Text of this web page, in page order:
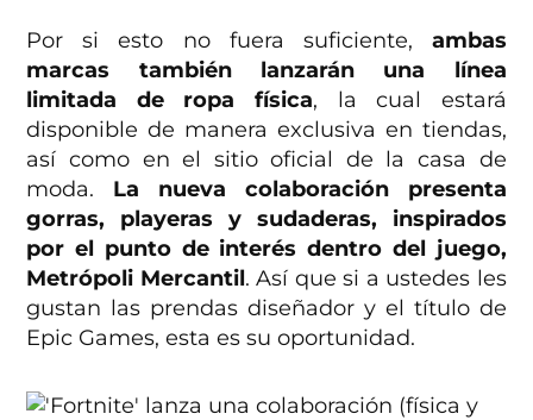
Por si esto no fuera suficiente, ambas
marcas también lanzarán una línea
limitada de ropa física, la cual estará
disponible de manera exclusiva en tiendas,
así como en el sitio oficial de la casa de
moda. La nueva colaboración presenta
gorras, playeras y sudaderas, inspirados
por el punto de interés dentro del juego,
Metrópoli Mercantil. Así que si a ustedes les
gustan las prendas diseñador y el título de
Epic Games, esta es su oportunidad.